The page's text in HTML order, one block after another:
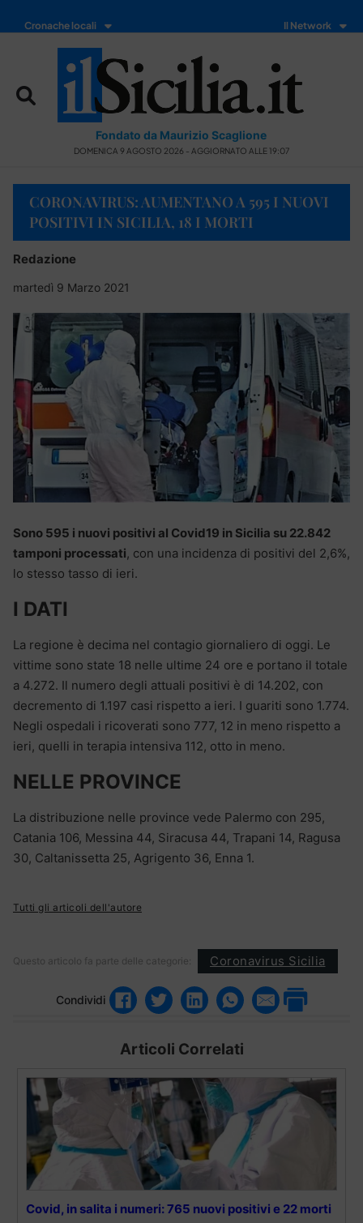
Cronache locali Il Network
Fondato da Maurizio Scaglione
DOMENICA 9 AGOSTO 2026 - AGGIORNATO ALLE 19:07
CORONAVIRUS: AUMENTANO A 595 I NUOVI
POSITIVI IN SICILIA, 18 I MORTI
Redazione
martedì 9 Marzo 2021
Sono 595 i nuovi positivi al Covid19 in Sicilia su 22.842
tamponi processati, con una incidenza di positivi del 2,6%,
lo stesso tasso di ieri.
I DATI
La regione è decima nel contagio giornaliero di oggi. Le
vittime sono state 18 nelle ultime 24 ore e portano il totale
a 4.272. Il numero degli attuali positivi è di 14.202, con
decremento di 1.197 casi rispetto a ieri. I guariti sono 1.774.
Negli ospedali i ricoverati sono 777, 12 in meno rispetto a
ieri, quelli in terapia intensiva 112, otto in meno.
NELLE PROVINCE
La distribuzione nelle province vede Palermo con 295,
Catania 106, Messina 44, Siracusa 44, Trapani 14, Ragusa
30, Caltanissetta 25, Agrigento 36, Enna 1.
Tutti gli articoli dell'autore
Questo articolo fa parte delle categorie: Coronavirus Sicilia
Condividi
Articoli Correlati
Covid, in salita i numeri: 765 nuovi positivi e 22 morti